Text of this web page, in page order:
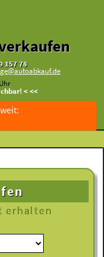
157 78
< <<
erhalten